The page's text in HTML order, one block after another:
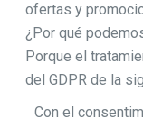
ofertas y
¿Por qué
Porque el
del GDPR de la
Con el